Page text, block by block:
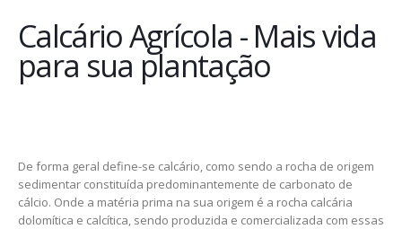
Calcário Agrícola - Mais vida
para sua plantação
De forma geral define-se calcário, como sendo a rocha de origem
sedimentar constituída predominantemente de carbonato de
cálcio. Onde a matéria prima na sua origem é a rocha calcária
dolomítica e calcítica, sendo produzida e comercializada com essas